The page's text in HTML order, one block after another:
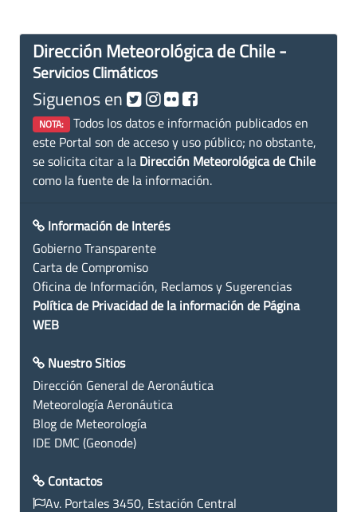
Dirección Meteorológica de Chile -
Servicios Climáticos
Siguenos en
NOTA: Todos los datos e información publicados en
este Portal son de acceso y uso público; no obstante,
se solicita citar a la Dirección Meteorológica de Chile
como la fuente de la información.
Información de Interés
Gobierno Transparente
Carta de Compromiso
Oficina de Información, Reclamos y Sugerencias
Política de Privacidad de la información de Página
WEB
Nuestro Sitios
Dirección General de Aeronáutica
Meteorología Aeronáutica
Blog de Meteorología
IDE DMC (Geonode)
Contactos
Av. Portales 3450, Estación Central